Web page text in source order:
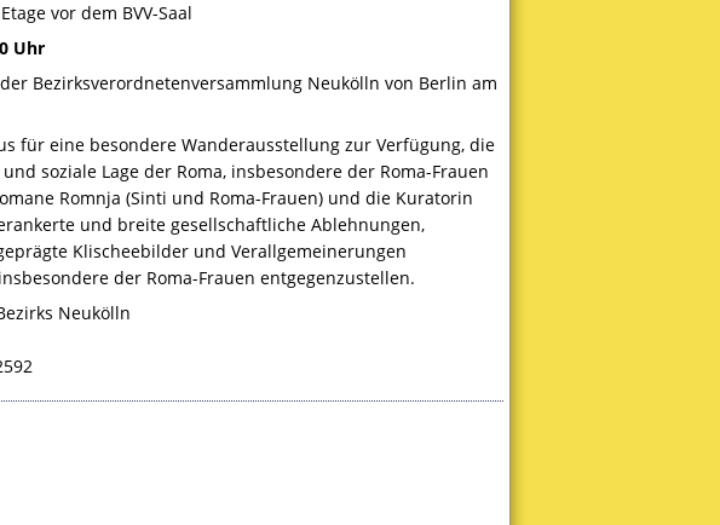
vor dem BVV-Saal
Uhr
Bezirksverordnetenversammlung Neukölln von Berlin am
für eine besondere Wanderausstellung zur Verfügung, die
soziale Lage der Roma, insbesondere der Roma-Frauen
Romnja (Sinti und Roma-Frauen) und die Kuratorin
und breite gesellschaftliche Ablehnungen,
Klischeebilder und Verallgemeinerungen
der Roma-Frauen entgegenzustellen.
Neukölln